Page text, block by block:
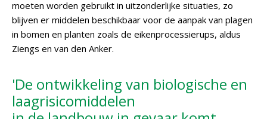
moeten worden gebruikt in uitzonderlijke situaties, zo
blijven er middelen beschikbaar voor de aanpak van plagen
in bomen en planten zoals de eikenprocessierups, aldus
Ziengs en van den Anker.
'De ontwikkeling van biologische en
laagrisicomiddelen